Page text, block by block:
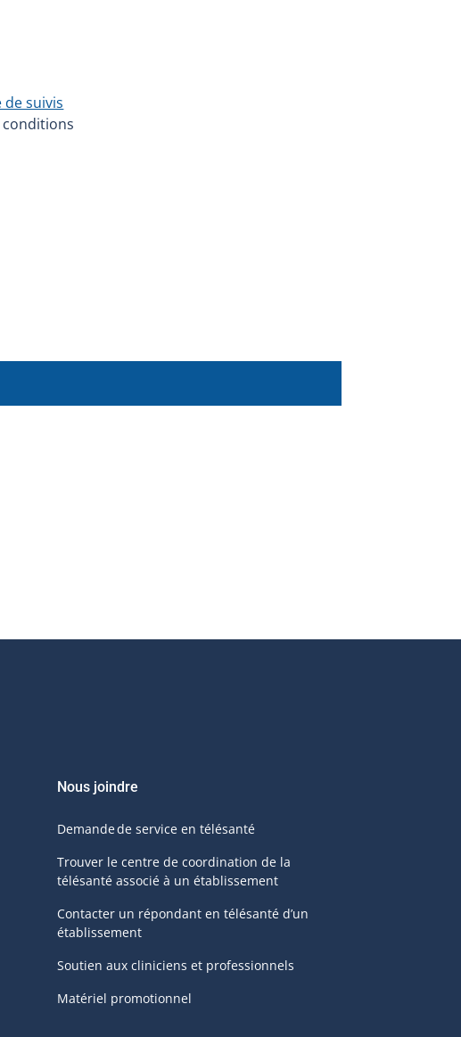
suivis
Nous joindre
Demande de service en télésanté
Trouver le centre de coordination de la
télésanté associé à un établissement
Contacter un répondant en télésanté d’un
établissement
Soutien aux cliniciens et professionnels
Matériel promotionnel